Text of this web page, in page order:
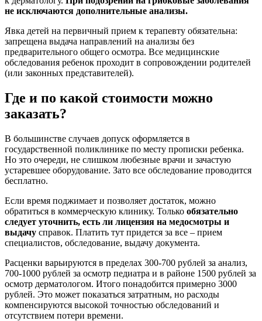
не исключаются дополнительные анализы.
Явка детей на первичный прием к терапевту обязательна:
запрещена выдача направлений на анализы без
предварительного общего осмотра. Все медицинские
обследования ребенок проходит в сопровождении родителей
(или законных представителей).
Где и по какой стоимости можно
заказать?
В большинстве случаев допуск оформляется в
государственной поликлинике по месту прописки ребенка.
Но это очереди, не слишком любезные врачи и зачастую
устаревшее оборудование. Зато все обследование проводится
бесплатно.
Если время поджимает и позволяет достаток, можно
обратиться в коммерческую клинику. Только обязательно
следует уточнить, есть ли лицензия на медосмотры и
выдачу справок. Платить тут придется за все – прием
специалистов, обследование, выдачу документа.
Расценки варьируются в пределах 300-700 рублей за анализ,
700-1000 рублей за осмотр педиатра и в районе 1500 рублей за
осмотр дерматологом. Итого понадобится примерно 3000
рублей. Это может показаться затратным, но расходы
компенсируются высокой точностью обследований и
отсутствием потери времени.